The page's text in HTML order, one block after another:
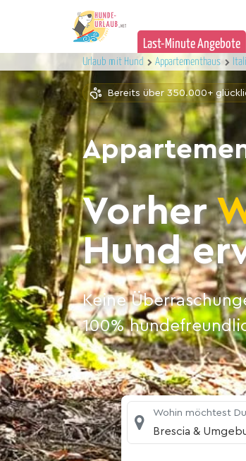
Last-Minute Angebote
Urlaub mit Hund Appartementhaus
Bereits über 350.000+
Vorher
Hund
Keine
100%
Wohin möchtest
Brescia &